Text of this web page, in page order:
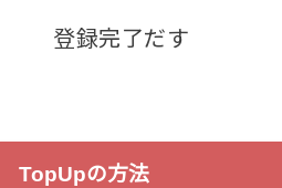
登録完了だす
TopUpの方法